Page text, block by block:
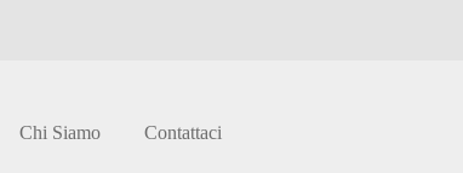
Chi Siamo Contattaci